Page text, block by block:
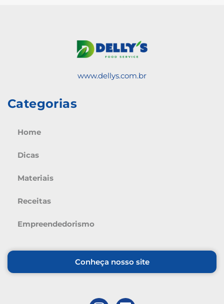
www.dellys.com.br
Categorias
Home
Dicas
Materiais
Receitas
Empreendedorismo
Conheça nosso site